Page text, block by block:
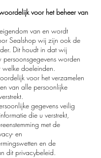
voor het beheer van
van en wordt
Sealshop wij zijn ook de
Dit houdt in dat wij
persoonsgegevens worden
welke doeleinden.
voor het verzamelen
van alle persoonlijke
gegevens veilig
die u verstrekt,
met de
en
en de
dit privacybeleid.